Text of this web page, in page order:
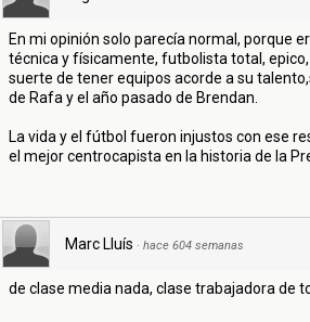
En mi opinión solo parecía normal, porque
técnica y físicamente, futbolista total,
suerte de tener equipos acorde a su
de Rafa y el año pasado de Brendan.
La vida y el fútbol fueron injustos con ese
el mejor centrocapista en la historia de la
Marc Lluís · hace 604 semanas
de clase media nada, clase trabajadora de